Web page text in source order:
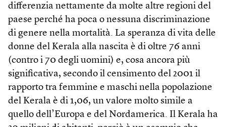
differenzia nettamente da molte altre regioni del
paese perché ha poca o nessuna discriminazione
di genere nella mortalità. La speranza di vita delle
donne del Kerala alla nascita è di oltre 76 anni
(contro i 70 degli uomini) e, cosa ancora più
significativa, secondo il censimento del 2001 il
rapporto tra femmine e maschi nella popolazione
del Kerala è di 1,06, un valore molto simile a
quello dell’Europa e del Nordamerica. Il Kerala ha